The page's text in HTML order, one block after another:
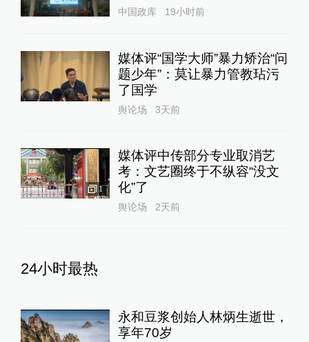
中国政库 19小时前
媒体评“国学大师”暴力矫治“问
题少年”：莫让暴力管教玷污
了国学
舆论场 3天前
1
媒体评中传部分专业取消艺
考：文艺圈终于不纵容“没文
化”了
舆论场 2天前
24小时最热
永和豆浆创始人林炳生逝世，
享年70岁